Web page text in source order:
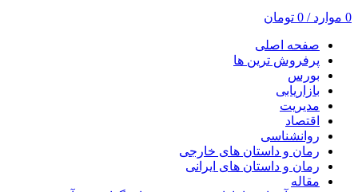
0 موارد /
0 تومان
صفحه اصلی
پرفروش ترین ها
بورس
بازاریابی
مدیریت
اقتصاد
روانشناسی
رمان و داستان های خارجی
رمان و داستان های ایرانی
مقاله